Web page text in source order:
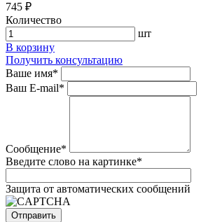
745 ₽
Количество
шт
В корзину
Получить консультацию
Ваше имя*
Ваш E-mail*
Сообщение*
Введите слово на картинке*
Защита от автоматических сообщений